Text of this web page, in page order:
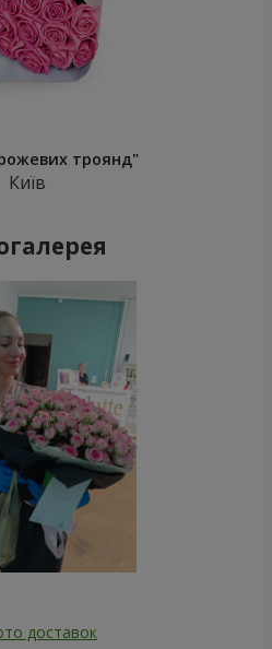
троянд"
Київ
доставок